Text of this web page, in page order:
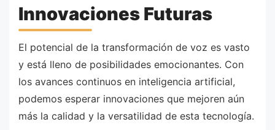
Innovaciones Futuras
El potencial de la transformación de voz es vasto
y está lleno de posibilidades emocionantes. Con
los avances continuos en inteligencia artificial,
podemos esperar innovaciones que mejoren aún
más la calidad y la versatilidad de esta tecnología.